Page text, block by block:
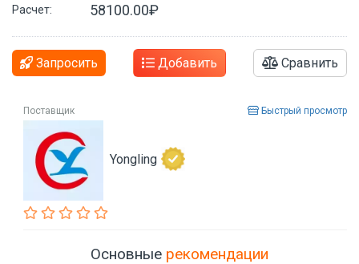
Расчет: 58100.00₽
Запросить Добавить Сравнить
Поставщик Быстрый просмотр
Yongling
Основные рекомендации